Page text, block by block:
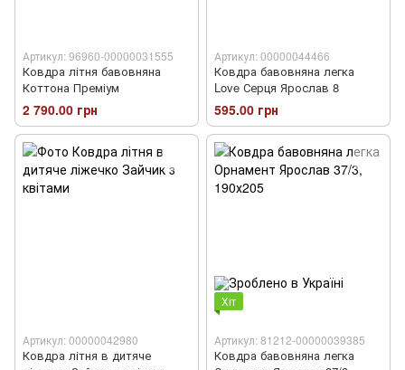
Артикул: 96960-00000031555
Ковдра літня бавовняна
Коттона Преміум
2 790.00 грн
Артикул: 00000044466
Ковдра бавовняна легка
Love Серця Ярослав 8
595.00 грн
Артикул: 00000042980
Ковдра літня в дитяче
Хіт
Артикул: 81212-00000039385
Ковдра бавовняна легка